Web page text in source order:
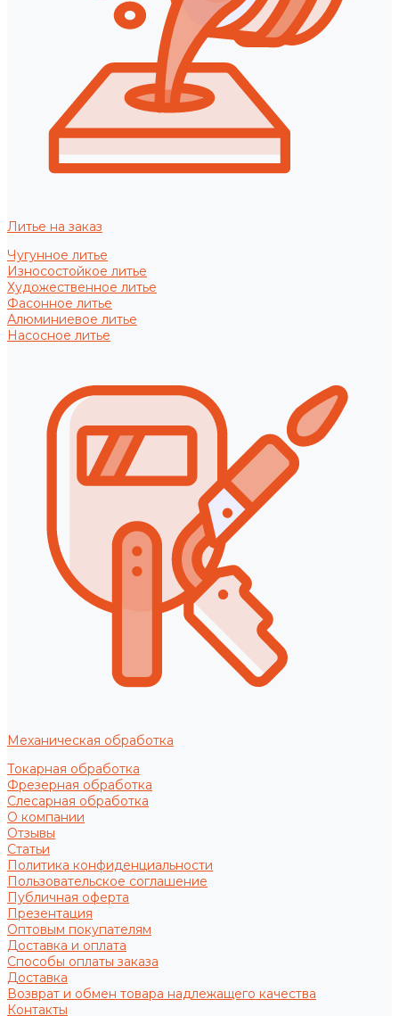
Литье на заказ
Чугунное литье
Износостойкое литье
Художественное литье
Фасонное литье
Алюминиевое литье
Насосное литье
Механическая обработка
Токарная обработка
Фрезерная обработка
Слесарная обработка
О компании
Отзывы
Статьи
Политика конфиденциальности
Пользовательское соглашение
Публичная оферта
Презентация
Оптовым покупателям
Доставка и оплата
Способы оплаты заказа
Доставка
Возврат и обмен товара надлежащего качества
Контакты